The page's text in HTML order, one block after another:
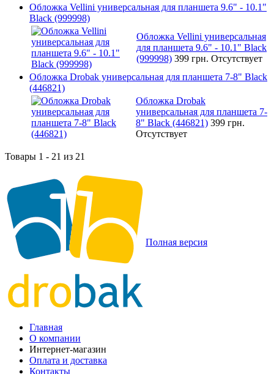
Обложка Vellini универсальная для планшета 9.6" - 10.1"
Black (999998)
Обложка Vellini универсальная
для планшета 9.6" - 10.1" Black
(999998) 399 грн. Отсутствует
Обложка Drobak универсальная для планшета 7-8" Black
(446821)
Обложка Drobak
универсальная для планшета 7-
8" Black (446821) 399 грн.
Отсутствует
Товары 1 - 21 из 21
Полная версия
Главная
О компании
Интернет-магазин
Оплата и доставка
Контакты